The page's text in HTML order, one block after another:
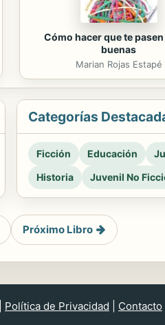
Cómo hacer que te
buenas
Marian Rojas Estapé
Categorías
Ficción Educación
Historia
Juvenil No
Próximo Libro
Política de Privacidad Contacto